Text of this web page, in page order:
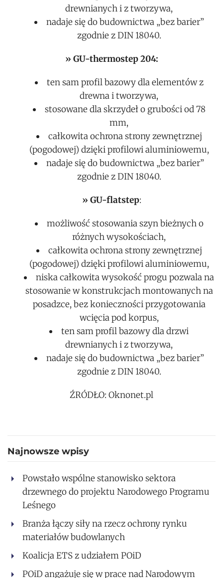
drewnianych i z tworzywa,
nadaje się do budownictwa „bez barier”
zgodnie z DIN 18040.
» GU-thermostep 204:
ten sam profil bazowy dla elementów z
drewna i tworzywa,
stosowane dla skrzydeł o grubości od 78
mm,
całkowita ochrona strony zewnętrznej
(pogodowej) dzięki profilowi aluminiowemu,
nadaje się do budownictwa „bez barier”
zgodnie z DIN 18040.
» GU-flatstep:
możliwość stosowania szyn bieżnych o
różnych wysokościach,
całkowita ochrona strony zewnętrznej
(pogodowej) dzięki profilowi aluminiowemu,
niska całkowita wysokość progu pozwala na
stosowanie w konstrukcjach montowanych na
posadzce, bez konieczności przygotowania
wcięcia pod korpus,
ten sam profil bazowy dla drzwi
drewnianych i z tworzywa,
nadaje się do budownictwa „bez barier”
zgodnie z DIN 18040.
ŹRÓDŁO: Oknonet.pl
Najnowsze wpisy
Powstało wspólne stanowisko sektora
drzewnego do projektu Narodowego Programu
Leśnego
Branża łączy siły na rzecz ochrony rynku
materiałów budowlanych
Koalicja ETS z udziałem POiD
POiD angażuje się w prace nad Narodowym